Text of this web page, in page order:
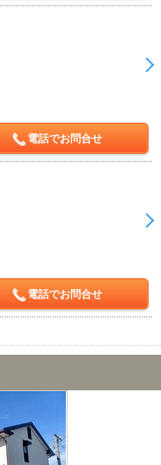
電話でお問合せ
電話でお問合せ